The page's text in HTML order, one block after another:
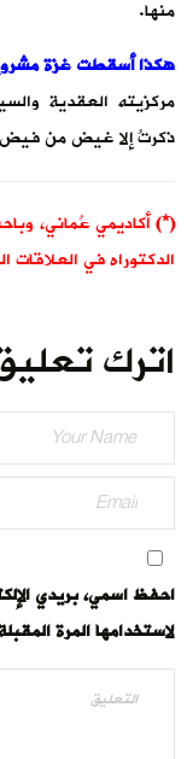
منها.
هكذا أسقطت غزة
مركزيته العقدية
ذكرتُ إلا غيض من
(*)أكاديمي عُماني،
الدكتوراه في
اترك
احفظ اسمي، بريدي
لاستخدامها المرة